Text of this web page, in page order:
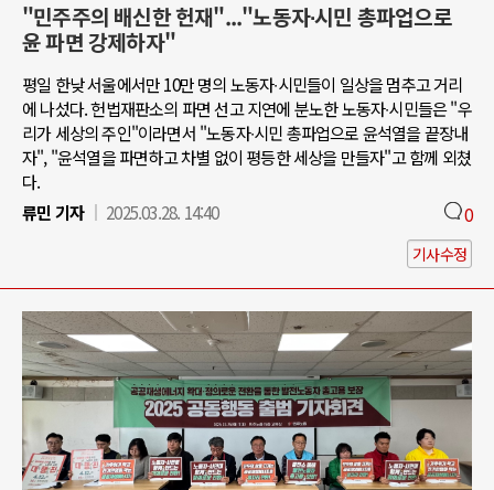
"민주주의 배신한 헌재"..."노동자∙시민 총파업으로
윤 파면 강제하자"
평일 한낮 서울에서만 10만 명의 노동자∙시민들이 일상을 멈추고 거리
에 나섰다. 헌법재판소의 파면 선고 지연에 분노한 노동자∙시민들은 "우
리가 세상의 주인"이라면서 "노동자∙시민 총파업으로 윤석열을 끝장내
자", "윤석열을 파면하고 차별 없이 평등한 세상을 만들자"고 함께 외쳤
다.
류민 기자
2025.03.28. 14:40 0
기사수정